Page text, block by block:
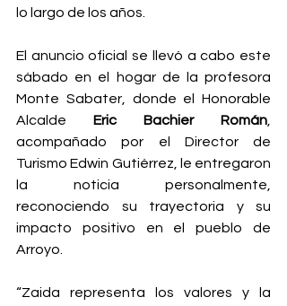
lo largo de los años.
El anuncio oficial se llevó a cabo este
sábado en el hogar de la profesora
Monte Sabater, donde el Honorable
Alcalde Eric Bachier Román
acompañado por el Director de
Turismo Edwin Gutiérrez, le entregaron
la noticia personalmente,
reconociendo su trayectoria y su
impacto positivo en el pueblo de
Arroyo.
“Zaida representa los valores y la